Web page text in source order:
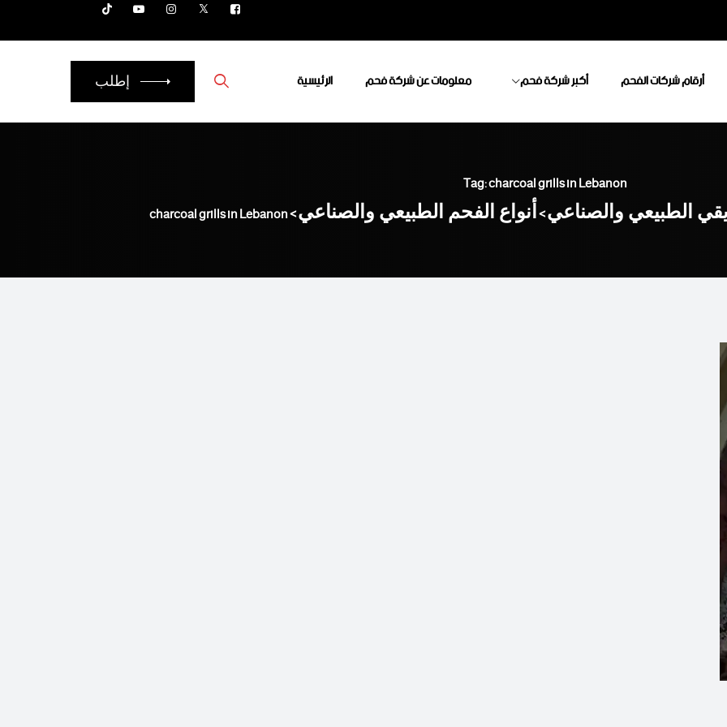
الرئيسية معلومات عن شركة فحم أكبر شركة فحم أرقام شركات الفحم إطلب
Tag: charcoal grills in Lebanon
الطبيعي والصناعي>أنواع الفحم الطبيعي والصناعي>
charcoal grills in Lebanon